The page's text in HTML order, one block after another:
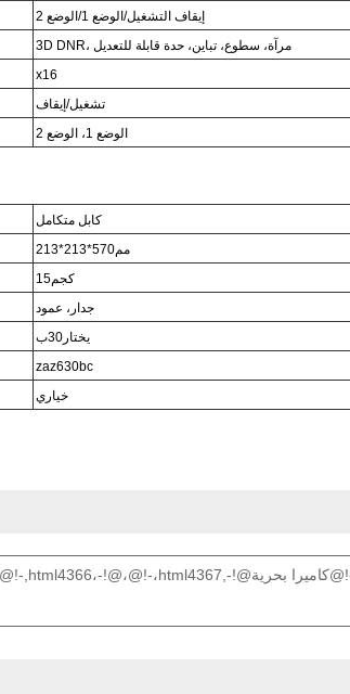
إيقاف التشغيل/الوضع 1/الوضع 2
3D DNR، مرآة، سطوع، تباين، حدة قابلة للتعديل
x16
تشغيل/إيقاف
الوضع 1، الوضع 2
كابل متكامل
213*213*570مم
15كجم
جدار، عمود
يختار 30ب
zaz630bc
خياري